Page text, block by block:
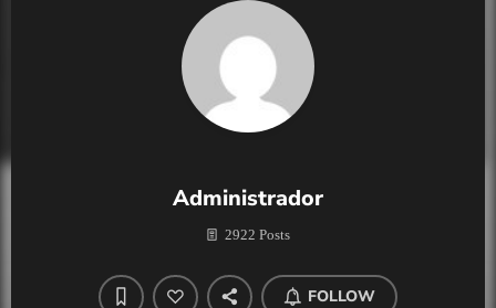
Administrador
2922 Posts
FOLLOW